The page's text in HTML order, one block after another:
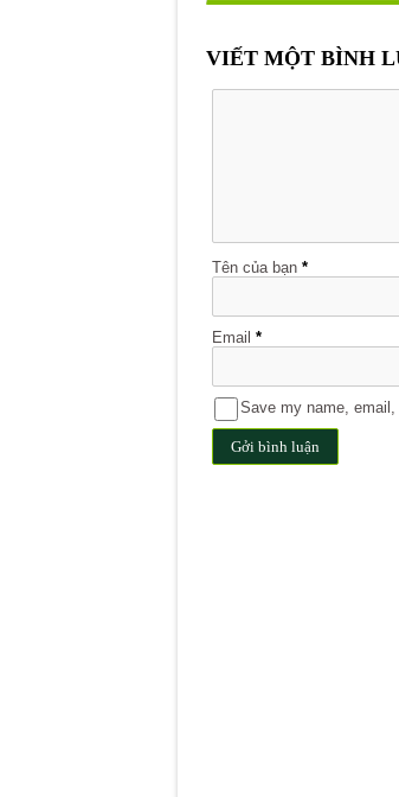
VIẾT MỘT BÌNH
Tên của bạn *
Email *
Save my name,